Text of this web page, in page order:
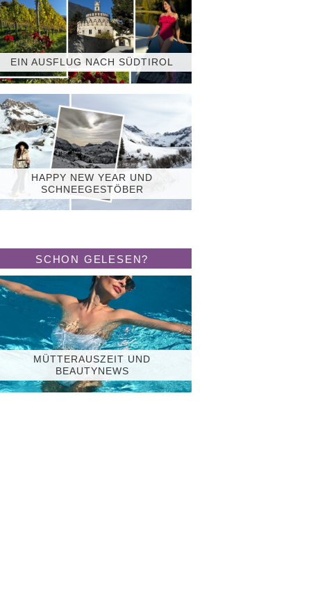
EIN AUSFLUG NACH SÜDTIROL
HAPPY NEW YEAR UND
SCHNEEGESTÖBER
SCHON GELESEN?
MÜTTERAUSZEIT UND
BEAUTYNEWS